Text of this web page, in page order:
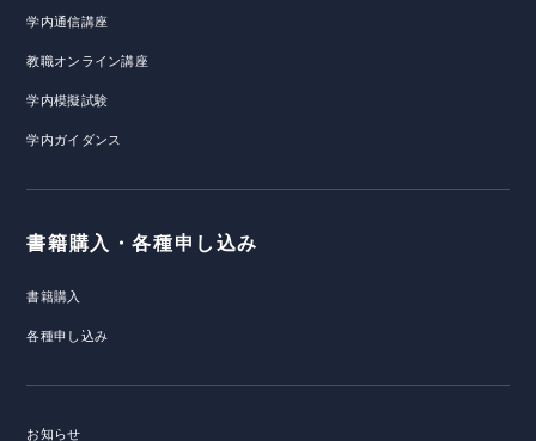
学内通信講座
教職オンライン講座
学内模擬試験
学内ガイダンス
書籍購入・各種申し込み
書籍購入
各種申し込み
お知らせ